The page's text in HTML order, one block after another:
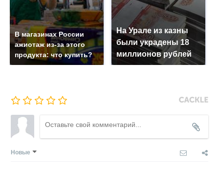
В магазинах России
ажиотаж из-за этого
продукта: что купить?
На Урале из казны
были украдены 18
миллионов рублей
Новые